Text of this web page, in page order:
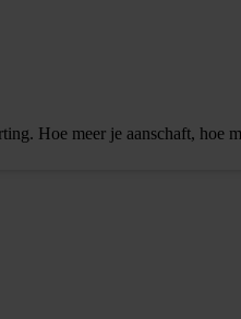
Hoe meer je aanschaft, hoe